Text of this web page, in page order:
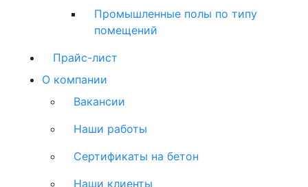
Промышленные полы по типу
помещений
Прайс-лист
О компании
Вакансии
Наши работы
Сертификаты на бетон
Наши клиенты